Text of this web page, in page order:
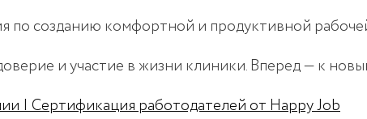
по созданию комфортной и продуктивной
и участие в жизни клиники. Вперед — к
| Сертификация работодателей от Happy Job